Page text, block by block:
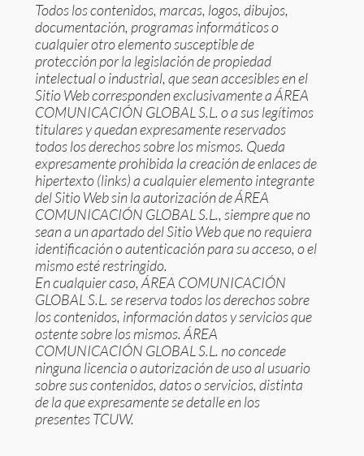
Todos los contenidos, marcas, logos, dibujos,
documentación, programas informáticos o
cualquier otro elemento susceptible de
protección por la legislación de propiedad
intelectual o industrial, que sean accesibles en el
Sitio Web corresponden exclusivamente a ÁREA
COMUNICACIÓN GLOBAL S.L. o a sus legítimos
titulares y quedan expresamente reservados
todos los derechos sobre los mismos. Queda
expresamente prohibida la creación de enlaces de
hipertexto (links) a cualquier elemento integrante
del Sitio Web sin la autorización de ÁREA
COMUNICACIÓN GLOBAL S.L., siempre que no
sean a un apartado del Sitio Web que no requiera
identificación o autenticación para su acceso, o el
mismo esté restringido.
En cualquier caso, ÁREA COMUNICACIÓN
GLOBAL S.L. se reserva todos los derechos sobre
los contenidos, información datos y servicios que
ostente sobre los mismos. ÁREA
COMUNICACIÓN GLOBAL S.L. no concede
ninguna licencia o autorización de uso al usuario
sobre sus contenidos, datos o servicios, distinta
de la que expresamente se detalle en los
presentes TCUW.